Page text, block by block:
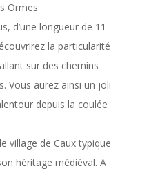
Ormes
d’une longueur de 11
la particularité
sur des chemins
Vous aurez ainsi un joli
depuis la coulée
village de Caux typique
héritage médiéval. A